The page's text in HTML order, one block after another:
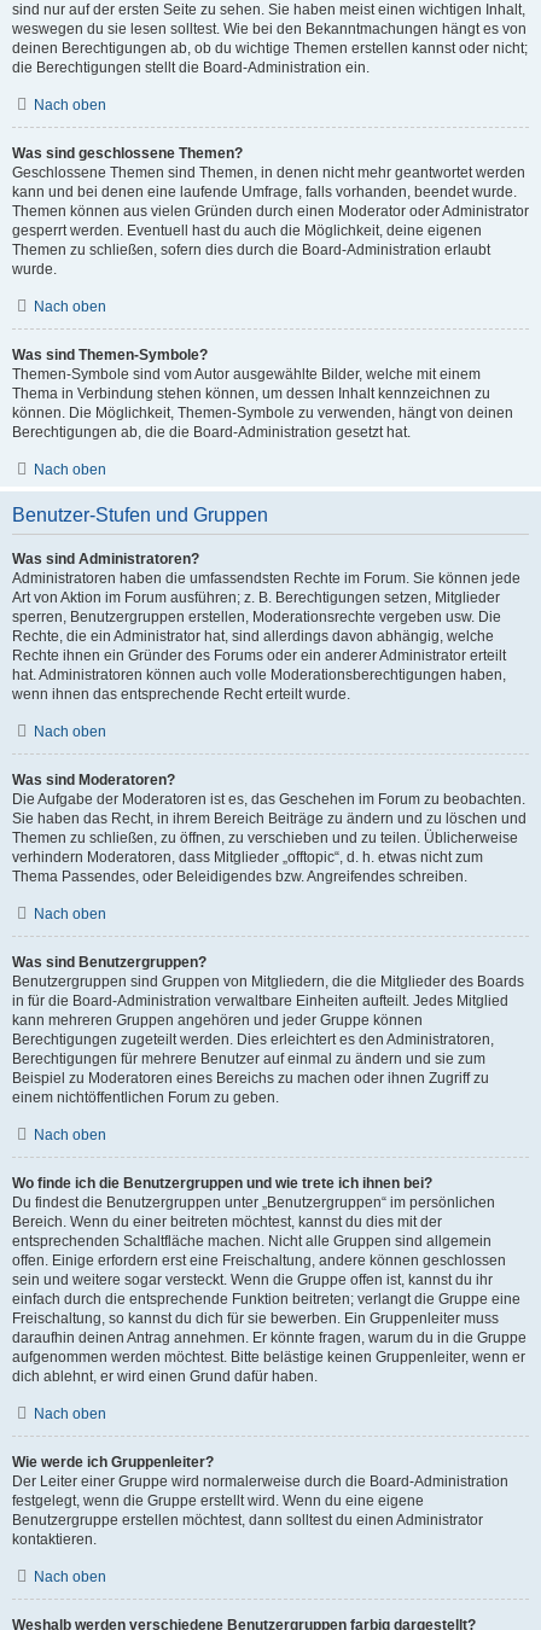
sind nur auf der ersten Seite zu sehen. Sie haben meist einen wichtigen Inhalt,
weswegen du sie lesen solltest. Wie bei den Bekanntmachungen hängt es von
deinen Berechtigungen ab, ob du wichtige Themen erstellen kannst oder nicht;
die Berechtigungen stellt die Board-Administration ein.
Nach oben
Was sind geschlossene Themen?
Geschlossene Themen sind Themen, in denen nicht mehr geantwortet werden
kann und bei denen eine laufende Umfrage, falls vorhanden, beendet wurde.
Themen können aus vielen Gründen durch einen Moderator oder Administrator
gesperrt werden. Eventuell hast du auch die Möglichkeit, deine eigenen
Themen zu schließen, sofern dies durch die Board-Administration erlaubt
wurde.
Nach oben
Was sind Themen-Symbole?
Themen-Symbole sind vom Autor ausgewählte Bilder, welche mit einem
Thema in Verbindung stehen können, um dessen Inhalt kennzeichnen zu
können. Die Möglichkeit, Themen-Symbole zu verwenden, hängt von deinen
Berechtigungen ab, die die Board-Administration gesetzt hat.
Nach oben
Benutzer-Stufen und Gruppen
Was sind Administratoren?
Administratoren haben die umfassendsten Rechte im Forum. Sie können jede
Art von Aktion im Forum ausführen; z. B. Berechtigungen setzen, Mitglieder
sperren, Benutzergruppen erstellen, Moderationsrechte vergeben usw. Die
Rechte, die ein Administrator hat, sind allerdings davon abhängig, welche
Rechte ihnen ein Gründer des Forums oder ein anderer Administrator erteilt
hat. Administratoren können auch volle Moderationsberechtigungen haben,
wenn ihnen das entsprechende Recht erteilt wurde.
Nach oben
Was sind Moderatoren?
Die Aufgabe der Moderatoren ist es, das Geschehen im Forum zu beobachten.
Sie haben das Recht, in ihrem Bereich Beiträge zu ändern und zu löschen und
Themen zu schließen, zu öffnen, zu verschieben und zu teilen. Üblicherweise
verhindern Moderatoren, dass Mitglieder „offtopic“, d. h. etwas nicht zum
Thema Passendes, oder Beleidigendes bzw. Angreifendes schreiben.
Nach oben
Was sind Benutzergruppen?
Benutzergruppen sind Gruppen von Mitgliedern, die die Mitglieder des Boards
in für die Board-Administration verwaltbare Einheiten aufteilt. Jedes Mitglied
kann mehreren Gruppen angehören und jeder Gruppe können
Berechtigungen zugeteilt werden. Dies erleichtert es den Administratoren,
Berechtigungen für mehrere Benutzer auf einmal zu ändern und sie zum
Beispiel zu Moderatoren eines Bereichs zu machen oder ihnen Zugriff zu
einem nichtöffentlichen Forum zu geben.
Nach oben
Wo finde ich die Benutzergruppen und wie trete ich ihnen bei?
Du findest die Benutzergruppen unter „Benutzergruppen“ im persönlichen
Bereich. Wenn du einer beitreten möchtest, kannst du dies mit der
entsprechenden Schaltfläche machen. Nicht alle Gruppen sind allgemein
offen. Einige erfordern erst eine Freischaltung, andere können geschlossen
sein und weitere sogar versteckt. Wenn die Gruppe offen ist, kannst du ihr
einfach durch die entsprechende Funktion beitreten; verlangt die Gruppe eine
Freischaltung, so kannst du dich für sie bewerben. Ein Gruppenleiter muss
daraufhin deinen Antrag annehmen. Er könnte fragen, warum du in die Gruppe
aufgenommen werden möchtest. Bitte belästige keinen Gruppenleiter, wenn er
dich ablehnt, er wird einen Grund dafür haben.
Nach oben
Wie werde ich Gruppenleiter?
Der Leiter einer Gruppe wird normalerweise durch die Board-Administration
festgelegt, wenn die Gruppe erstellt wird. Wenn du eine eigene
Benutzergruppe erstellen möchtest, dann solltest du einen Administrator
kontaktieren.
Nach oben
Weshalb werden verschiedene Benutzergruppen farbig dargestellt?